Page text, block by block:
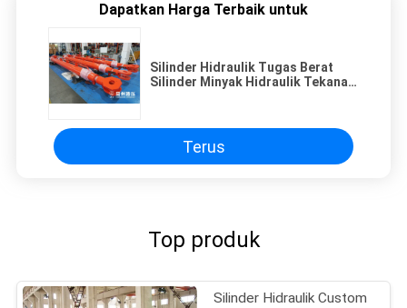
Dapatkan Harga Terbaik untuk
Silinder Hidraulik Tugas Berat
Silinder Minyak Hidraulik Tekanan
Terus
Top produk
Silinder Hidraulik Custom